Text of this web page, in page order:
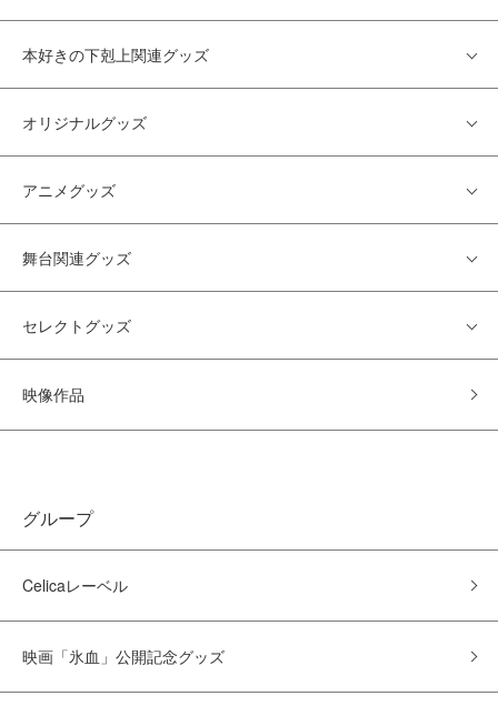
本好きの下剋上関連グッズ
オリジナルグッズ
アニメグッズ
舞台関連グッズ
セレクトグッズ
映像作品
グループ
Celicaレーベル
映画「氷血」公開記念グッズ